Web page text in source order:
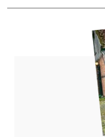
Nordforest Hunting